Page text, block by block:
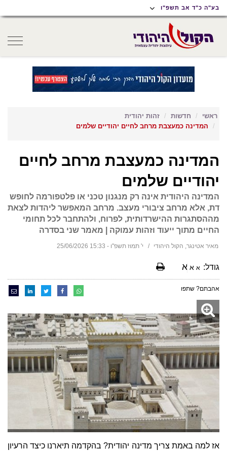
תפריט
נגישות
תפריט
ראשי
תוכן
ראשי
בע"ה כ"ד אב תשפ"ו
ראשי חדשות
זהות יהודית
המדינה כמעצבת מרחב לחיים יהודיים שלמים
המדינה כמעצבת מרחב לחיים
יהודיים שלמים
המדינה היהודית אינה רק מנגנון טכני או פלטפורמה לחופש
דת, אלא מרחב ציבורי מעצב. מרחב המאפשר ליהדות לצאת
מההסתגרות ההישרדותית, לפרוח, ולהתחבר לכל תחומי
החיים מתוך ייעוד וזהות עמוקה | מאמר שני בסדרה
מאיר אטינגר, הקול היהודי י' תמוז תשפ"ו - 15:33 25/06/2026
גודל: א א א
אהבתם? שתפו
אז למה באמת צריך מדינה יהודית? בהקדמה תיארנו כיצד הרעיון